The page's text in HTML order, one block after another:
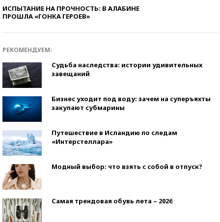
ИСПЫТАНИЕ НА ПРОЧНОСТЬ: В АЛАБИНЕ
ПРОШЛА «ГОНКА ГЕРОЕВ»
РЕКОМЕНДУЕМ:
Судьба наследства: истории удивительных
завещаний
Бизнес уходит под воду: зачем на суперъяхты
закупают субмарины
Путешествие в Исландию по следам
«Интерстеллара»
Модный выбор: что взять с собой в отпуск?
Самая трендовая обувь лета – 2026